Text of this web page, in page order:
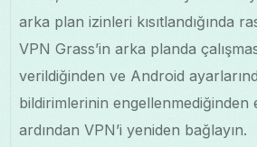
arka plan izinleri kısıtlandığında
VPN Grass’in arka planda
verildiğinden ve Android
bildirimlerinin engellenmediğinden
ardından VPN’i yeniden bağlayın.